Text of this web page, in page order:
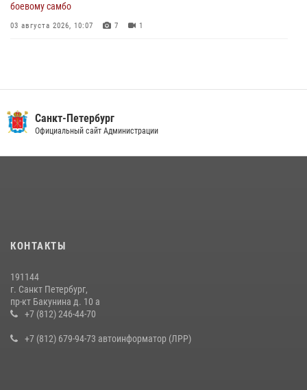
боевому самбо
03 августа 2026, 10:07 7 1
В Красногвардейском районе росгвардейцы задержали хулигана,
угрожавшего мужчине пневматическим пистолетом
на III Международном петербургском цифровом форуме
В Ленобласти сотрудники Росгвардии провели встречу с
воспитанниками детского клуба «Умные каникулы»
Санкт-Петербург
Официальный сайт Администрации
КОНТАКТЫ
191144
г. Санкт Петербург,
пр-кт Бакунина д. 10 а
+7 (812) 246-44-70
+7 (812) 679-94-73 автоинформатор (ЛРР)